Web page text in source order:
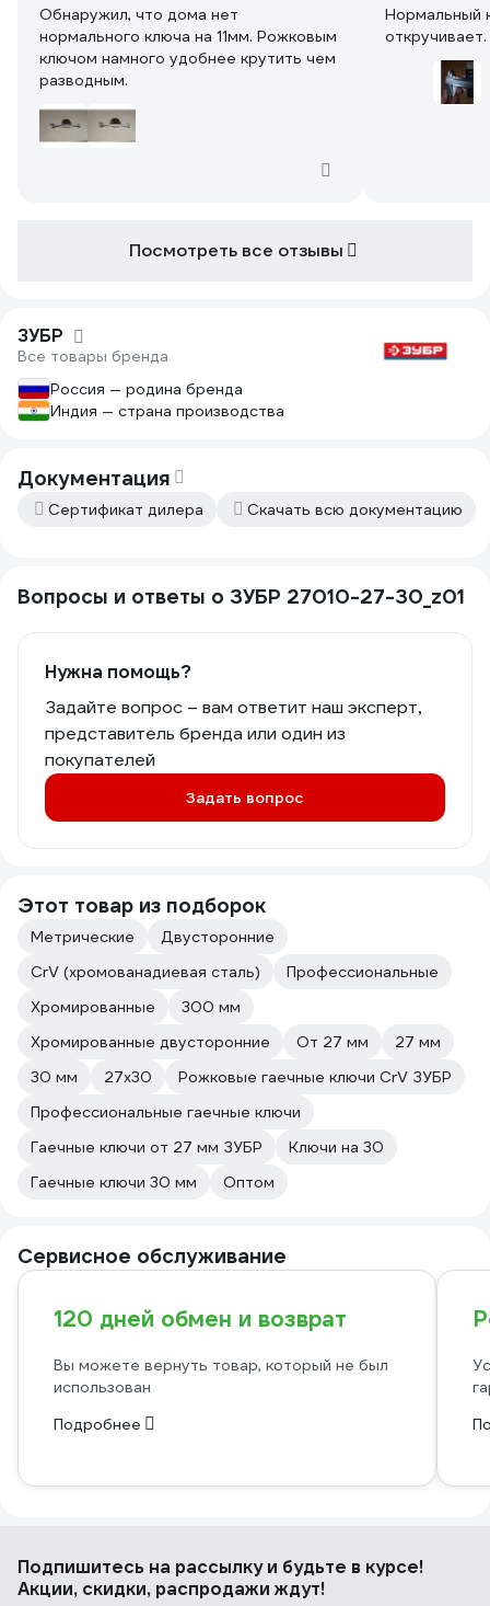
Обнаружил, что дома нет
нормального ключа на 11мм. Рожковым
ключом намного удобнее крутить чем
разводным.
Нормальный
откручивает.
Посмотреть все отзывы
ЗУБР
Все товары бренда
Россия — родина бренда
Индия — страна производства
Документация
Сертификат дилера Скачать всю документацию
Вопросы и ответы о ЗУБР 27010-27-30_z01
Нужна помощь?
Задайте вопрос – вам ответит наш эксперт,
представитель бренда или один из
покупателей
Задать вопрос
Этот товар из подборок
Метрические
Двусторонние
CrV (хромованадиевая сталь)
Профессиональные
Хромированные
300 мм
Хромированные двусторонние
От 27 мм
27 мм
30 мм
27х30
Рожковые гаечные ключи CrV ЗУБР
Профессиональные гаечные ключи
Гаечные ключи от 27 мм ЗУБР
Ключи на 30
Гаечные ключи 30 мм
Оптом
Сервисное обслуживание
120 дней обмен и возврат
Вы можете вернуть товар, который не был
использован
Подробнее
Подпишитесь на рассылкуи будьте в курсе!
Акции, скидки, распродажи ждут!